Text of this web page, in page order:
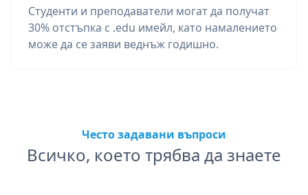
Студенти и преподаватели могат да получат
30% отстъпка с .edu имейл, като намалението
може да се заяви веднъж годишно.
Често задавани въпроси
Всичко, което трябва да знаете